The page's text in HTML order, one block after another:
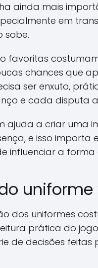
ainda mais
em
sobe.
favoritas
chances que
ser enxuto,
e cada disputa
ajuda a criar uma
e isso
influenciar a
dos uniformes
prática do
de decisões